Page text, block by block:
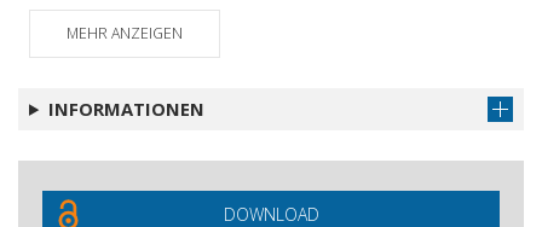
MEHR ANZEIGEN
INFORMATIONEN
DOWNLOAD